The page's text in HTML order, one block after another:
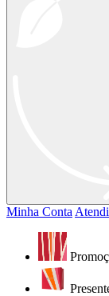
Minha Conta